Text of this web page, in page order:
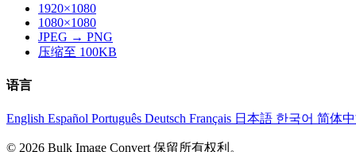
1920×1080
1080×1080
JPEG → PNG
压缩至 100KB
语言
English Español Português Deutsch Français 日本語 한국어 简体
© 2026 Bulk Image Convert 保留所有权利。